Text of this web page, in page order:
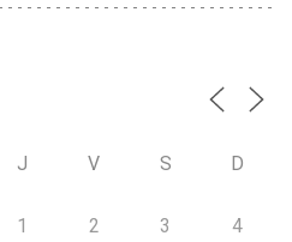
J V S D
1 2 3 4